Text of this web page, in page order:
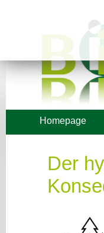
Homepage
Der